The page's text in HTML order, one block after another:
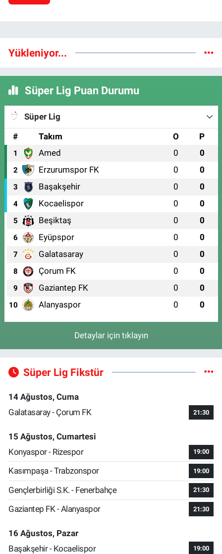
Yükleniyor...
Süper Lig Puan Durumu
Süper Lig
#
Takım O P
1 Amed 0 0
2 Erzurumspor FK 0 0
3 Başakşehir 0 0
4 Kocaelispor 0 0
5 Beşiktaş 0 0
6 Eyüpspor 0 0
7 Galatasaray 0 0
8 Çorum FK 0 0
9 Gaziantep FK 0 0
10 Alanyaspor 0 0
Detaylar için tıklayın
Süper Lig Fikstür
14 Ağustos, Cuma
Galatasaray - Çorum FK
21:30
15 Ağustos, Cumartesi
Konyaspor - Rizespor
19:00
Kasımpaşa - Trabzonspor 19:00
Gençlerbirliği S.K. - Fenerbahçe 21:30
Gaziantep FK - Alanyaspor 21:30
16 Ağustos, Pazar
Başakşehir - Kocaelispor
19:00